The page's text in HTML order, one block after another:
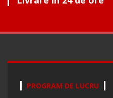
PROGRAM DE LUCRU